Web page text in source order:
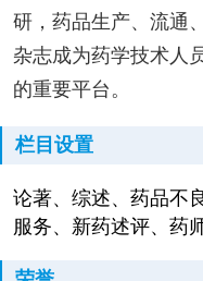
研，药品生产、流通
杂志成为药学技术人
的重要平台。
栏目设置
论著、综述、药品不
服务、新药述评、药